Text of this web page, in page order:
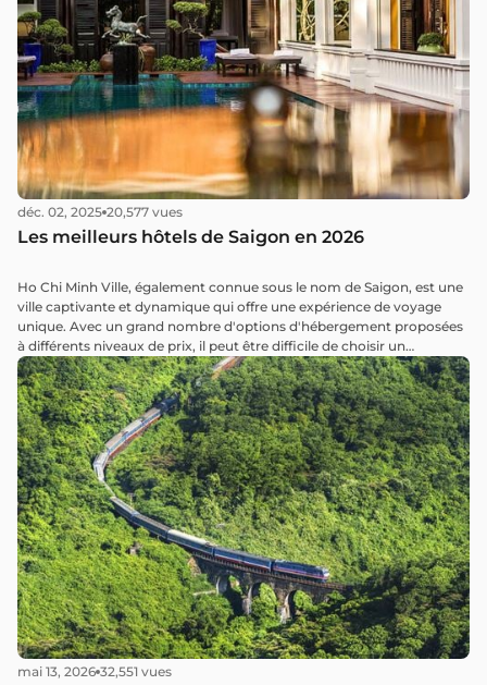
déc. 02, 2025 20,577 vues
Les meilleurs hôtels de Saigon en 2026
Ho Chi Minh Ville, également connue sous le nom de Saigon, est une
ville captivante et dynamique qui offre une expérience de voyage
unique. Avec un grand nombre d'options d'hébergement proposées
à différents niveaux de prix, il peut être difficile de choisir un
hébergement de qualité parmi les meilleurs hôtels de Saigon. Dans
cet article, nous avons rassemblé une liste soigneusement
sélectionnée des meilleurs hôtels de Saigon
mai 13, 2026 32,551 vues